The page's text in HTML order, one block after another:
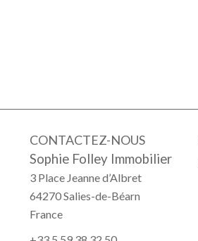
CONTACTEZ-NOUS
Sophie Folley Immobilier
3 Place Jeanne d’Albret
64270Salies-de-Béarn
France